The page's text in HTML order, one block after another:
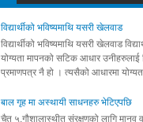
विद्यार्थीको भविष्यमाथि यसरी खेलवाड
विद्यार्थीको भविष्यमाथि यसरी खेलवाड
योग्यता मापनको सटिक आधार उनीहरुलाई
प्रमाणपत्र नै हो । त्यसैको आधारमा
बाल गृह मा अस्थायी साधनहरु भेटिएपछि
चैत ५,गौशालास्थीत संरक्षणको लागि मानव